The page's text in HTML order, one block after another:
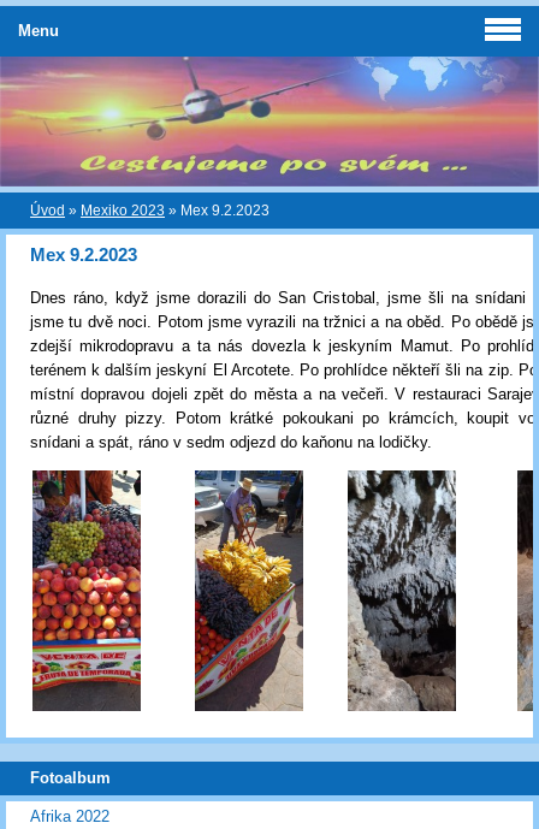
Úvod » Mexiko 2023 » Mex 9.2.2023
Mex 9.2.2023
Dnes ráno, když jsme dorazili do San Cristobal, jsme šli na snídani
jsme tu dvě noci. Potom jsme vyrazili na tržnici a na oběd. Po obědě
zdejší mikrodopravu a ta nás dovezla k jeskyním Mamut. Po
terénem k dalším jeskyní El Arcotete. Po prohlídce někteří šli na zip.
místní dopravou dojeli zpět do města a na večeři. V restauraci
různé druhy pizzy. Potom krátké pokoukani po krámcích, koupit
snídani a spát, ráno v sedm odjezd do kaňonu na lodičky.
Menu
Fotoalbum
Afrika 2022